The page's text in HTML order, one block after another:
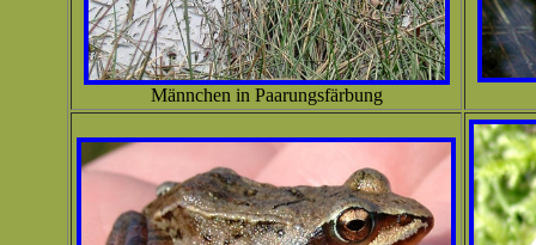
Männchen in Paarungsfärbung